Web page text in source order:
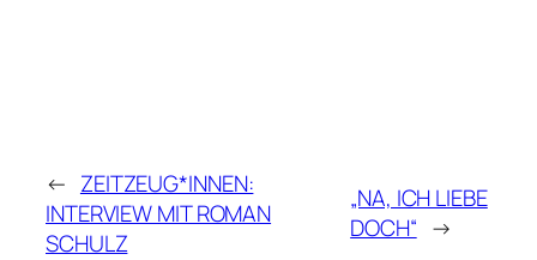
← ZEITZEUG*INNEN:
INTERVIEW MIT ROMAN
SCHULZ
„NA, ICH LIEBE
DOCH“ →